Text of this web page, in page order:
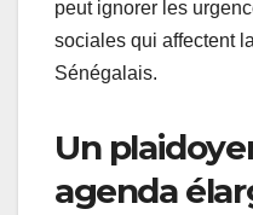
peut ignorer les
sociales qui affectent
Sénégalais.
Un
agenda